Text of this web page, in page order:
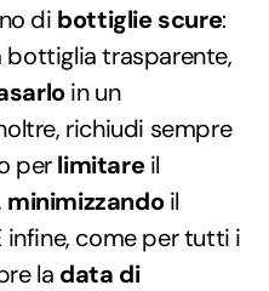
di bottiglie scure:
bottiglia trasparente,
in un
richiudi sempre
perlimitareil
minimizzandoil
infine, come per tutti i
la data di